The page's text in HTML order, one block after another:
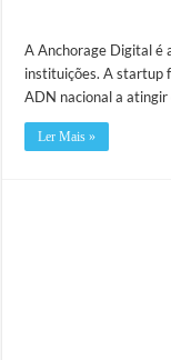
A Anchorage Digital é
instituições. A startup
ADN nacional a
Ler Mais »